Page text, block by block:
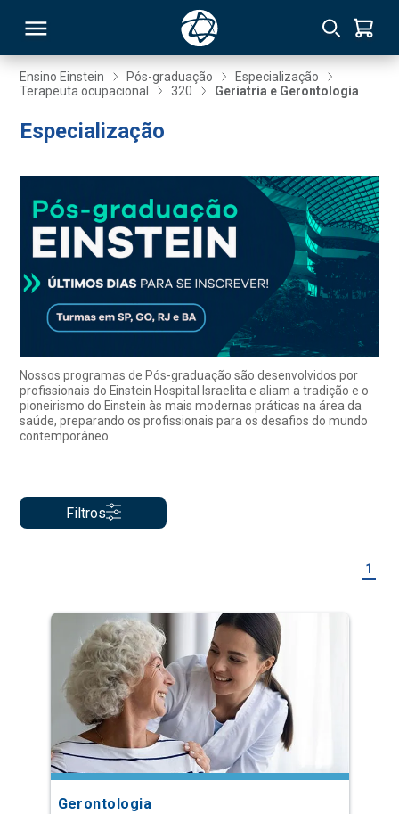
Ensino Einstein Pós-graduação
Especialização
Terapeuta ocupacional
320 Geriatria e Gerontologia
Especialização
Nossos programas de Pós-graduação são desenvolvidos por
profissionais do Einstein Hospital Israelita e aliam a tradição e o
pioneirismo do Einstein às mais modernas práticas na área da
saúde, preparando os profissionais para os desafios do mundo
contemporâneo.
Filtros
1
Gerontologia